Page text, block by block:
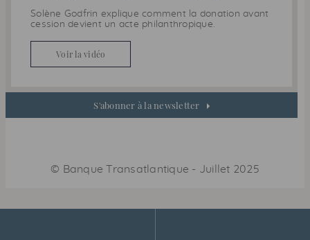
Solène Godfrin explique comment la donation avant
cession devient un acte philanthropique.
Voir la vidéo
S'abonner à la newsletter
© Banque Transatlantique - Juillet 2025